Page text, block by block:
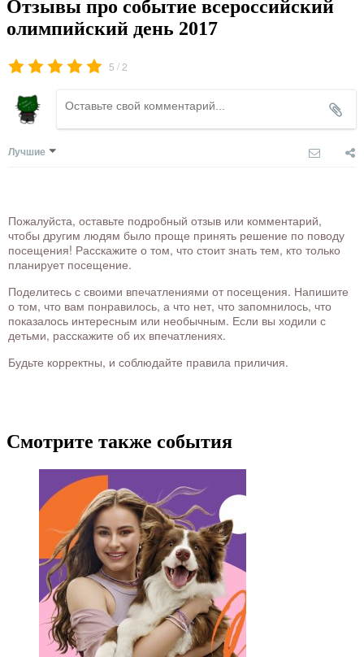
Отзывы про событие всероссийский
олимпийский день 2017
5 /2
Лучшие
Пожалуйста, оставьте подробный отзыв или комментарий,
чтобы другим людям было проще принять решение по поводу
посещения! Расскажите о том, что стоит знать тем, кто только
планирует посещение.
Поделитесь с своими впечатлениями от посещения. Напишите
о том, что вам понравилось, а что нет, что запомнилось, что
показалось интересным или необычным. Если вы ходили с
детьми, расскажите об их впечатлениях.
Будьте корректны, и соблюдайте правила приличия.
Смотрите также события